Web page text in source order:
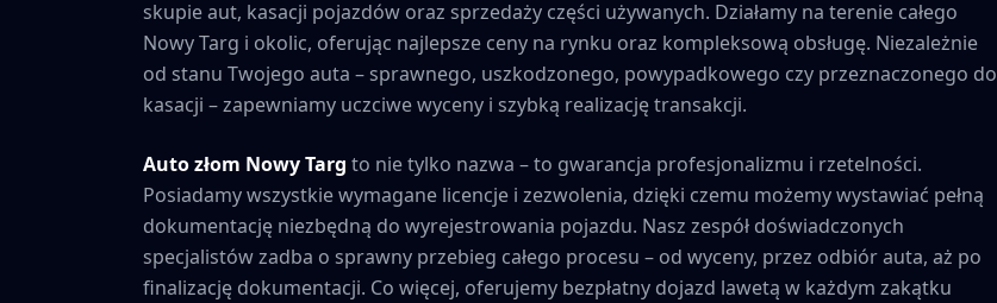
skupie aut, kasacji pojazdów oraz sprzedaży części używanych. Działamy na terenie całego
Nowy Targ i okolic, oferując najlepsze ceny na rynku oraz kompleksową obsługę. Niezależnie
od stanu Twojego auta – sprawnego, uszkodzonego, powypadkowego czy przeznaczonego do
kasacji – zapewniamy uczciwe wyceny i szybką realizację transakcji.
Auto złom Nowy Targ to nie tylko nazwa – to gwarancja profesjonalizmu i rzetelności.
Posiadamy wszystkie wymagane licencje i zezwolenia, dzięki czemu możemy wystawiać pełną
dokumentację niezbędną do wyrejestrowania pojazdu. Nasz zespół doświadczonych
specjalistów zadba o sprawny przebieg całego procesu – od wyceny, przez odbiór auta, aż po
finalizację dokumentacji. Co więcej, oferujemy bezpłatny dojazd lawetą w każdym zakątku